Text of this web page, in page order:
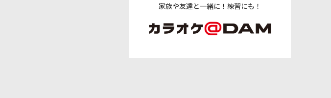
家族や友達と一緒に！練習にも！